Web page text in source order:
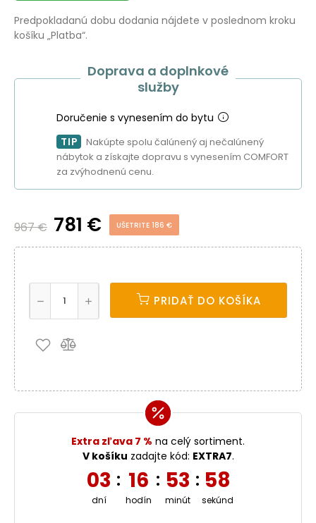
Predpokladanú dobu dodania nájdete v poslednom kroku
košíku „Platba“.
Doprava a doplnkové
služby
Doručenie s vynesením do bytu
TIP
Nakúpte spolu čalúnený aj nečalúnený
nábytok a získajte dopravu s vynesením COMFORT
za zvýhodnenú cenu.
967 € 781 € UŠETRITE 186 €
PRIDAŤ DO KOŠÍKA
Extra zľava 7 % na celý sortiment.
V košíku zadajte kód: EXTRA7.
03
dní
: 16
hodín
: 53
minút
: 58
sekúnd